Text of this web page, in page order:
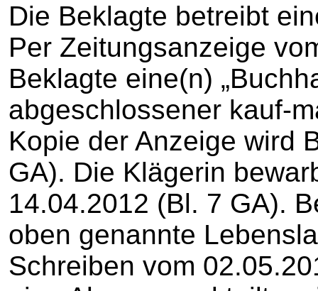
Die Beklagte betreibt
Per Zeitungsanzeige
Beklagte eine(n)
abgeschlossener kauf-
Kopie der Anzeige wird
GA). Die Klägerin
14.04.2012 (Bl. 7 GA).
oben genannte
Schreiben vom